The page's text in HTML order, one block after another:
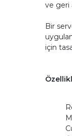
ve geri
Bir
için